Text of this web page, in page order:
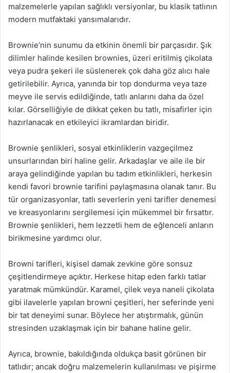
malzemelerle yapılan sağlıklı versiyonlar, bu klasik tatlının
modern mutfaktaki yansımalarıdır.
Brownie’nin sunumu da etkinin önemli bir parçasıdır. Şık
dilimler halinde kesilen brownies, üzeri eritilmiş çikolata
veya pudra şekeri ile süslenerek çok daha göz alıcı hale
getirilebilir. Ayrıca, yanında bir top dondurma veya taze
meyve ile servis edildiğinde, tatlı anlarını daha da özel
kılar. Görselliğiyle de dikkat çeken bu tatlı, misafirler için
hazırlanacak en etkileyici ikramlardan biridir.
Brownie şenlikleri, sosyal etkinliklerin vazgeçilmez
unsurlarından biri haline gelir. Arkadaşlar ve aile ile bir
araya gelindiğinde yapılan bu tadım etkinlikleri, herkesin
kendi favori brownie tarifini paylaşmasına olanak tanır. Bu
tür organizasyonlar, tatlı severlerin yeni tarifler denemesi
ve kreasyonlarını sergilemesi için mükemmel bir fırsattır.
Brownie şenlikleri, hem lezzetli hem de eğlenceli anların
birikmesine yardımcı olur.
Browni tarifleri, kişisel damak zevkine göre sonsuz
çeşitlendirmeye açıktır. Herkese hitap eden farklı tatlar
yaratmak mümkündür. Karamel, çilek veya naneli çikolata
gibi ilavelerle yapılan browni çeşitleri, her seferinde yeni
bir tat deneyimi sunar. Böylece her atıştırmalık, günün
stresinden uzaklaşmak için bir bahane haline gelir.
Ayrıca, brownie, bakıldığında oldukça basit görünen bir
tatlıdır; ancak doğru malzemelerin kullanılması ve pişirme